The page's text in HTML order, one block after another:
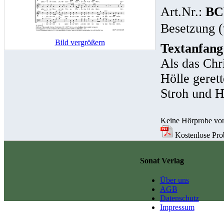
Bild vergrößern
Art.Nr.:
Besetzung
Als das
Hölle
Stroh und
Keine Hörprobe
Kostenlose
Sonat Verlag
Über uns
AGB
Datenschutz
Impressum